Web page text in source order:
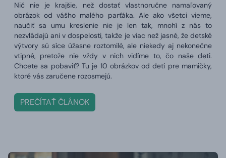
Nič nie je krajšie, než dostať vlastnoručne namaľovaný
obrázok od vášho malého parťáka. Ale ako všetci vieme,
naučiť sa umu kreslenie nie je len tak, mnohí z nás to
nezvládajú ani v dospelosti, takže je viac než jasné, že detské
výtvory sú síce úžasne roztomilé, ale niekedy aj nekonečne
vtipné, pretože nie vždy v nich vidíme to, čo naše deti.
Chcete sa pobaviť? Tu je 10 obrázkov od detí pre mamičky,
ktoré vás zaručene rozosmejú.
PREČÍTAŤ ČLÁNOK